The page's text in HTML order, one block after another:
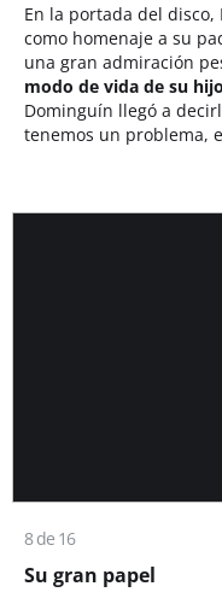
En la portada del
como homenaje a su
una gran admiración
modo de vida de su hijo
Dominguín llegó a
tenemos un problema,
8 de 16
Su gran papel